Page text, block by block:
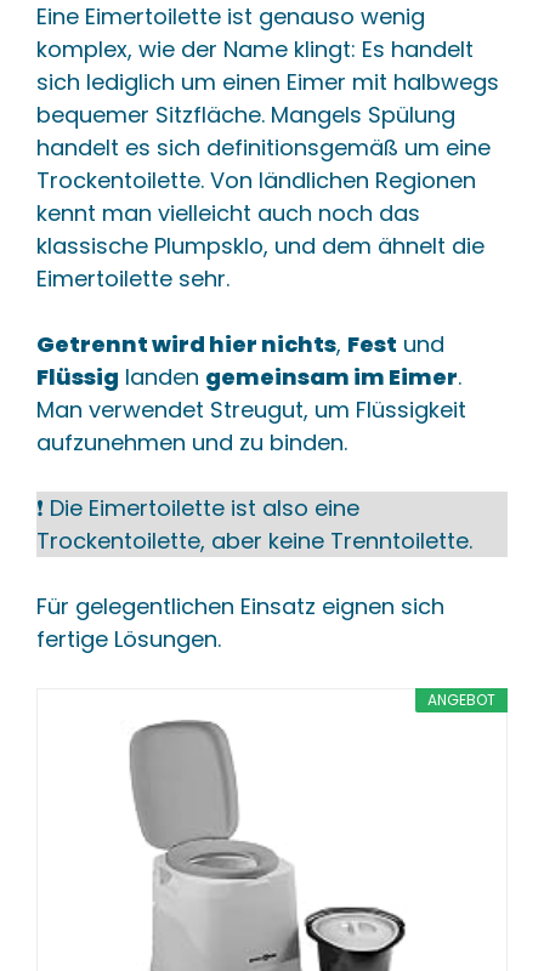
Eine Eimertoilette ist genauso wenig
komplex, wie der Name klingt: Es handelt
sich lediglich um einen Eimer mit halbwegs
bequemer Sitzfläche. Mangels Spülung
handelt es sich definitionsgemäß um eine
Trockentoilette. Von ländlichen Regionen
kennt man vielleicht auch noch das
klassische Plumpsklo, und dem ähnelt die
Eimertoilette sehr.
Getrennt wird hier nichts, Fest und
Flüssig landen gemeinsam im Eimer.
Man verwendet Streugut, um Flüssigkeit
aufzunehmen und zu binden.
❗️ Die Eimertoilette ist also eine
Trockentoilette, aber keine Trenntoilette.
Für gelegentlichen Einsatz eignen sich
fertige Lösungen.
ANGEBOT